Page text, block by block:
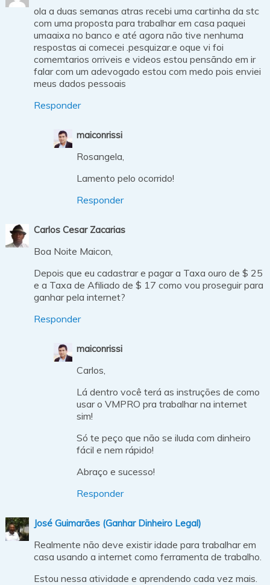
ola a duas semanas atras recebi uma cartinha da stc
com uma proposta para trabalhar em casa paquei
umaaixa no banco e até agora não tive nenhuma
respostas ai comecei .pesquizar.e oque vi foi
comemtarios orriveis e videos estou pensãndo em ir
falar com um adevogado estou com medo pois enviei
meus dados pessoais
Responder
maiconrissi
Rosangela,
Lamento pelo ocorrido!
Responder
Carlos Cesar Zacarias
Boa Noite Maicon,
Depois que eu cadastrar e pagar a Taxa ouro de $ 25
e a Taxa de Afiliado de $ 17 como vou proseguir para
ganhar pela internet?
Responder
maiconrissi
Carlos,
Lá dentro você terá as instruções de como
usar o VMPRO pra trabalhar na internet
sim!
Só te peço que não se iluda com dinheiro
fácil e nem rápido!
Abraço e sucesso!
Responder
José Guimarães (Ganhar Dinheiro Legal)
Realmente não deve existir idade para trabalhar em
casa usando a internet como ferramenta de trabalho.
Estou nessa atividade e aprendendo cada vez mais.